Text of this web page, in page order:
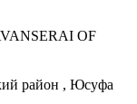
район , Юсуфа